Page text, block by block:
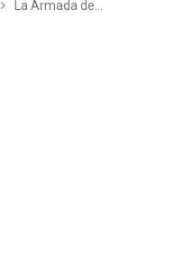
La Armada de…